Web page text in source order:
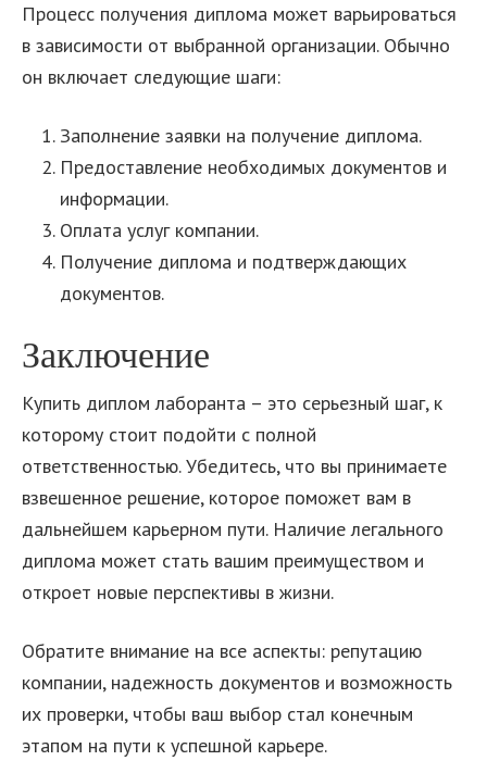
Процесс получения диплома может варьироваться
в зависимости от выбранной организации. Обычно
он включает следующие шаги:
Заполнение заявки на получение диплома.
Предоставление необходимых документов и
информации.
Оплата услуг компании.
Получение диплома и подтверждающих
документов.
Заключение
Купить диплом лаборанта – это серьезный шаг, к
которому стоит подойти с полной
ответственностью. Убедитесь, что вы принимаете
взвешенное решение, которое поможет вам в
дальнейшем карьерном пути. Наличие легального
диплома может стать вашим преимуществом и
откроет новые перспективы в жизни.
Обратите внимание на все аспекты: репутацию
компании, надежность документов и возможность
их проверки, чтобы ваш выбор стал конечным
этапом на пути к успешной карьере.